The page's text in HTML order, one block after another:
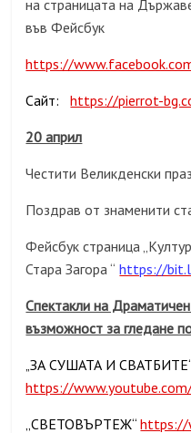
на страницата на
във Фейсбук
https://
Сайт:
https://pierrot-
20 април
Честити Великденски
Поздрав от знаменити
Фейсбук страница
Стара Загора “ https://
Спектакли на
възможност за гледане
„ЗА СУШАТА И
https://
„СВЕТОВЪРТЕЖ“https://